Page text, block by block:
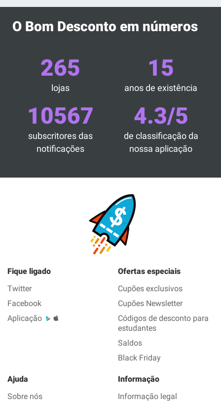
O Bom Desconto em números
265
lojas
15
anos de existência
10567
subscritores das
notificações
4.3/5
de classificação da
nossa aplicação
Fique ligado
Twitter
Facebook
Aplicação
Ofertas especiais
Cupões exclusivos
Cupões Newsletter
Códigos de desconto para
estudantes
Saldos
Black Friday
Ajuda
Sobre nós
Informação
Informação legal